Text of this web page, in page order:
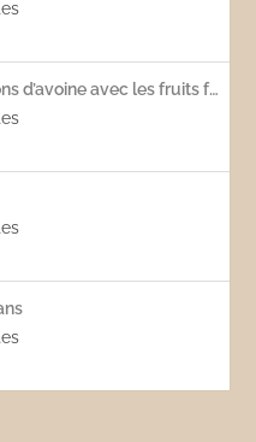
Porridge aux flocons d’avoine avec les fruits frais